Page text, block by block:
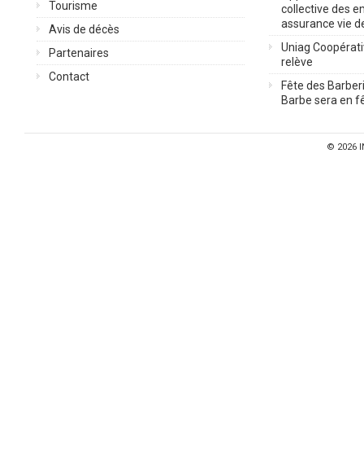
Tourisme
Avis de décès
Partenaires
Contact
collective des
assurance vie
Uniag
relève
Fête des
Barbe sera en
© 2026